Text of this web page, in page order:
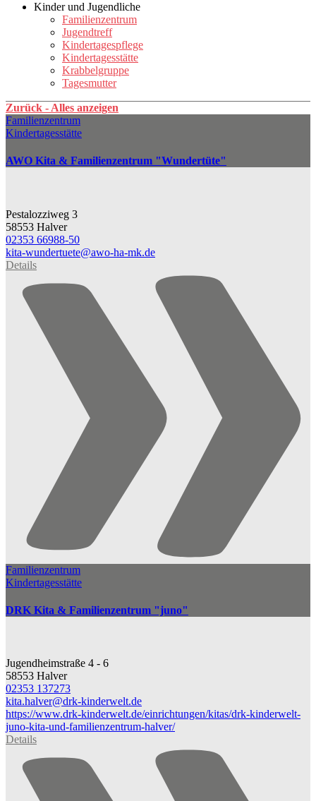
Kinder und Jugendliche
Familienzentrum
Jugendtreff
Kindertagespflege
Kindertagesstätte
Krabbelgruppe
Tagesmutter
Zurück - Alles anzeigen
Familienzentrum
Kindertagesstätte
AWO Kita & Familienzentrum "Wundertüte"
Pestalozziweg 3
58553 Halver
02353 66988-50
kita-wundertuete@​awo-ha-mk.de
Details
Familienzentrum
Kindertagesstätte
DRK Kita & Familienzentrum "juno"
Jugendheimstraße 4 - 6
58553 Halver
02353 137273
kita.halver@​drk-kinderwelt.de
https://www.drk-kinderwelt.de/einrichtungen/kitas/drk-kinderwelt-
juno-kita-und-familienzentrum-halver/
Details